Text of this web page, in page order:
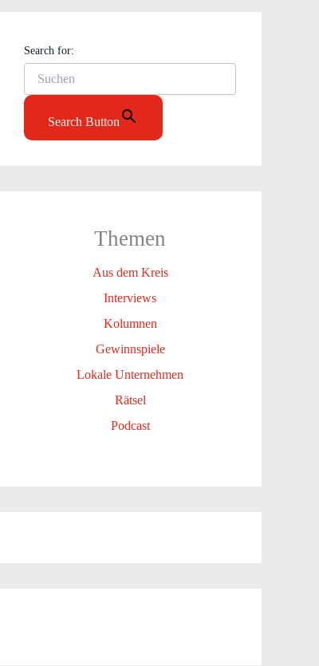
Search for:
Search Button
Themen
Aus dem Kreis
Interviews
Kolumnen
Gewinnspiele
Lokale Unternehmen
Rätsel
Podcast